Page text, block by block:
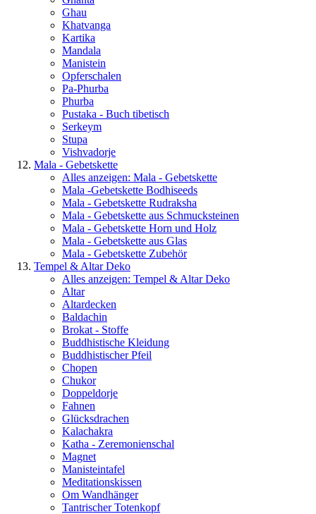
Ghau
Khatvanga
Kartika
Mandala
Manistein
Opferschalen
Pa-Phurba
Phurba
Pustaka - Buch tibetisch
Serkeym
Stupa
Vishvadorje
Mala - Gebetskette
Alles anzeigen: Mala - Gebetskette
Mala -Gebetskette Bodhiseeds
Mala - Gebetskette Rudraksha
Mala - Gebetskette aus Schmucksteinen
Mala - Gebetskette Horn und Holz
Mala - Gebetskette aus Glas
Mala - Gebetskette Zubehör
Tempel & Altar Deko
Alles anzeigen: Tempel & Altar Deko
Altar
Altardecken
Baldachin
Brokat - Stoffe
Buddhistische Kleidung
Buddhistischer Pfeil
Chopen
Chukor
Doppeldorje
Fahnen
Glücksdrachen
Kalachakra
Katha - Zeremonienschal
Magnet
Manisteintafel
Meditationskissen
Om Wandhänger
Tantrischer Totenkopf